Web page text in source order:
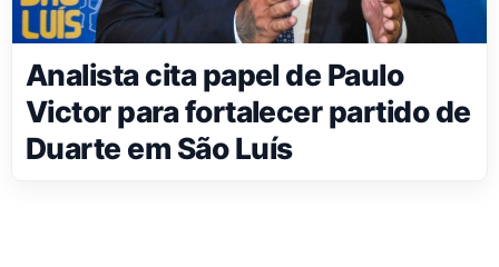
Analista cita papel de Paulo
Victor para fortalecer partido de
Duarte em São Luís